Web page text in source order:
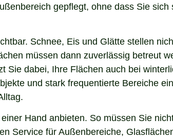
gepflegt, ohne dass Sie
Schnee, Eis und Glätte stellen
müssen dann zuverlässig betreut
dabei, Ihre Flächen auch bei
und stark frequentierte Bereiche
Hand anbieten. So müssen Sie
Service für Außenbereiche,